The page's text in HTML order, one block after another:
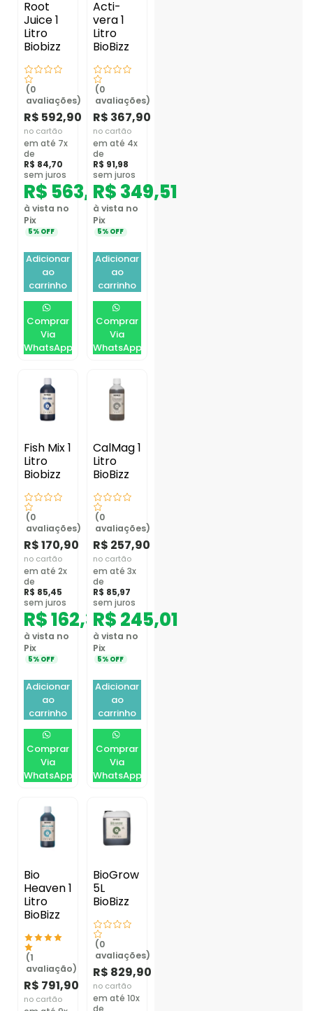
Root
Juice 1
Litro
Biobizz
(0
avaliações)
R$ 592,90
no cartão
em até 7x
de
R$ 84,70
sem juros
R$ 563,26
à vista no
Pix
5% OFF
Adicionar
ao
carrinho
Comprar
Via
WhatsApp
Acti-
vera 1
Litro
BioBizz
(0
avaliações)
R$ 367,90
no cartão
em até 4x
de
R$ 91,98
sem juros
R$349,51
à vista no
Pix
5% OFF
Adicionar
ao
carrinho
Comprar
Via
WhatsApp
Fish Mix 1
Litro
Biobizz
(0
avaliações)
R$170,90
no cartão
em até 2x
de
R$ 85,45
sem juros
R$162,36
à vista no
Pix
5% OFF
Adicionar
ao
carrinho
Comprar
Via
WhatsApp
CalMag 1
Litro
BioBizz
(0
avaliações)
R$ 257,90
no cartão
em até 3x
de
R$ 85,97
sem juros
R$245,01
à vista no
Pix
5% OFF
Adicionar
ao
carrinho
Comprar
Via
WhatsApp
Bio
Heaven 1
Litro
BioBizz
(1
avaliação)
R$ 791,90
no cartão
BioGrow
5L
BioBizz
(0
avaliações)
R$ 829,90
no cartão
em até 10x
de